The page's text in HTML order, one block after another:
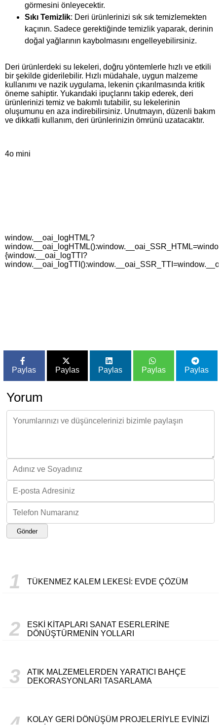
görmesini önleyecektir.
Sıkı Temizlik: Deri ürünlerinizi sık sık temizlemekten
kaçının. Sadece gerektiğinde temizlik yaparak, derinin
doğal yağlarının kaybolmasını engelleyebilirsiniz.
Deri ürünlerdeki su lekeleri, doğru yöntemlerle hızlı ve etkili
bir şekilde giderilebilir. Hızlı müdahale, uygun malzeme
kullanımı ve nazik uygulama, lekenin çıkarılmasında kritik
öneme sahiptir. Yukarıdaki ipuçlarını takip ederek, deri
ürünlerinizi temiz ve bakımlı tutabilir, su lekelerinin
oluşumunu en aza indirebilirsiniz. Unutmayın, düzenli bakım
ve dikkatli kullanım, deri ürünlerinizin ömrünü uzatacaktır.
4o mini
window.__oai_logHTML?
{window.__oai_logTTI?
Paylas Paylas Paylas Paylas Paylas
Yorum
Gönder
1 TÜKENMEZ KALEM LEKESI: EVDE ÇÖZÜM
2
ESKI KITAPLARI SANAT ESERLERINE
DÖNÜŞTÜRMENIN YOLLARI
3
ATIK MALZEMELERDEN YARATICI BAHÇE
DEKORASYONLARI TASARLAMA
KOLAY GERI DÖNÜŞÜM PROJELERIYLE EVINIZI